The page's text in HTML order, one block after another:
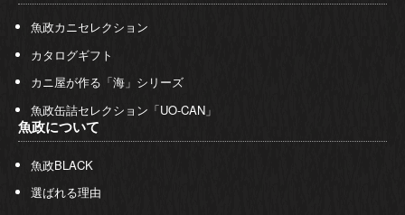
魚政カニセレクション
カタログギフト
カニ屋が作る「海」シリーズ
魚政缶詰セレクション「UO-CAN」
魚政について
魚政BLACK
選ばれる理由